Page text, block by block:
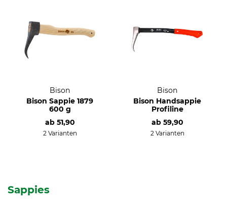
Bison
Bison Sappie 1879
600 g
ab 51,90
2 Varianten
Bison
Bison Handsappie
Profiline
ab 59,90
2 Varianten
Sappies